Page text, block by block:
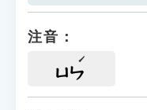
注音：
ㄩㄣ